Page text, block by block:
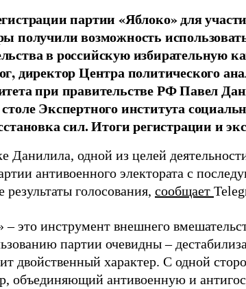
партии «Яблоко» для
получили возможность
в российскую избирательную
директор Центра политического
при правительстве РФ Павел
Экспертного института
сил. Итоги регистрации и
Данилила, одной из целей
антивоенного электората с
результаты голосования, сообщает
– это инструмент внешнего
партии очевидны –
двойственный характер. С одной
объединяющий антивоенную и